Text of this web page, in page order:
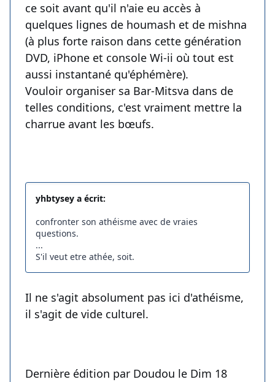
ce soit avant qu'il n'aie eu accès à
quelques lignes de houmash et de mishna
(à plus forte raison dans cette génération
DVD, iPhone et console Wi-ii où tout est
aussi instantané qu'éphémère).
Vouloir organiser sa Bar-Mitsva dans de
telles conditions, c'est vraiment mettre la
charrue avant les bœufs.
yhbtysey a écrit:
confronter son athéisme avec de vraies
questions.
...
S'il veut etre athée, soit.
Il ne s'agit absolument pas ici d'athéisme,
il s'agit de vide culturel.
Dernière édition par Doudou le Dim 18